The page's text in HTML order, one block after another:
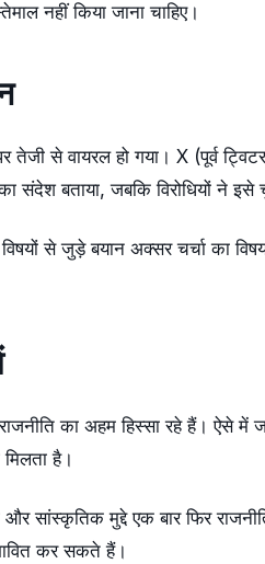
नहीं किया जाना चाहिए।
से वायरल हो गया। X (पूर्व
संदेश बताया, जबकि विरोधियों ने
विषयों से जुड़े बयान अक्सर चर्चा का
का अहम हिस्सा रहे हैं। ऐसे में
है।
और सांस्कृतिक मुद्दे एक बार फिर
कर सकते हैं।